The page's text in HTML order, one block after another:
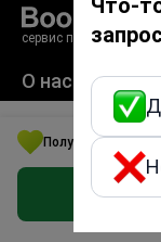
Получите
Что-
сервис поиска лечения
О нас пишет
Google